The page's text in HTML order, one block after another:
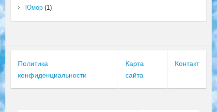
Юмор(1)
Политика
конфиденциальности
Карта
сайта
Контакт